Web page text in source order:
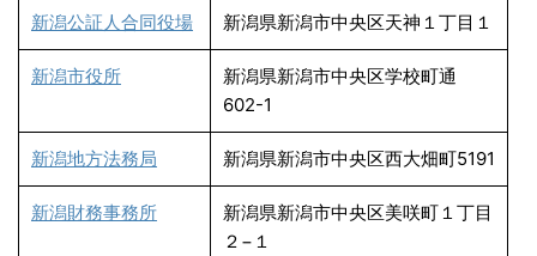
新潟公証人合同役場 新潟県新潟市中央区天神１丁目１
新潟市役所
新潟県新潟市中央区学校町通
602-1
新潟地方法務局 新潟県新潟市中央区西大畑町5191
新潟財務事務所
新潟県新潟市中央区美咲町１丁目
２−１